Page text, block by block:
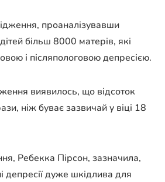
проаналізувавши
більш 8000 матерів, які
і післяпологовою депресією.
виявилось, що відсоток
ніж буває зазвичай у віці 18
Ребекка Пірсон, зазначила,
депресії дуже шкідлива для